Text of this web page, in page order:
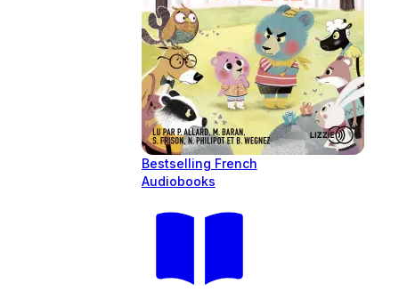
Bestselling French
Audiobooks